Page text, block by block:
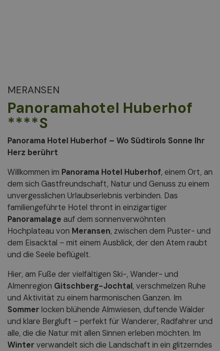
MERANSEN
Panoramahotel Huberhof
****S
Panorama Hotel Huberhof – Wo Südtirols Sonne Ihr
Herz berührt
Willkommen im Panorama Hotel Huberhof, einem Ort, an
dem sich Gastfreundschaft, Natur und Genuss zu einem
unvergesslichen Urlaubserlebnis verbinden. Das
familiengeführte Hotel thront in einzigartiger
Panoramalage auf dem sonnenverwöhnten
Hochplateau von Meransen, zwischen dem Puster- und
dem Eisacktal – mit einem Ausblick, der den Atem raubt
und die Seele beflügelt.
Hier, am Fuße der vielfältigen Ski-, Wander- und
Almenregion Gitschberg-Jochtal, verschmelzen Ruhe
und Aktivität zu einem harmonischen Ganzen. Im
Sommerlocken blühende Almwiesen, duftende Wälder
und klare Bergluft – perfekt für Wanderer, Radfahrer und
alle, die die Natur mit allen Sinnen erleben möchten. Im
Winterverwandelt sich die Landschaft in ein glitzerndes